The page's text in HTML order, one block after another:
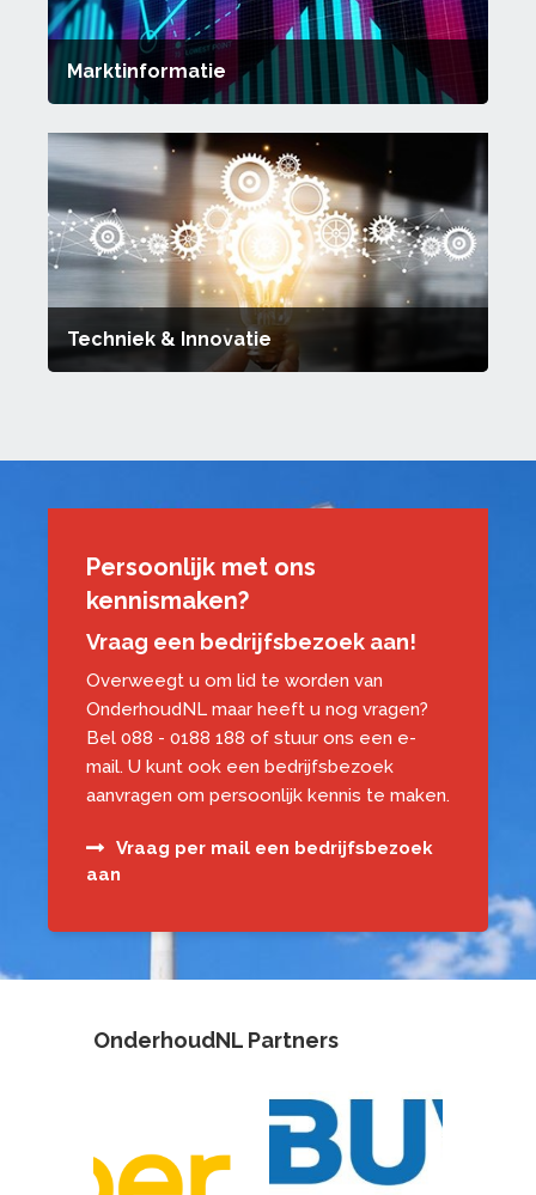
Marktinformatie
Techniek & Innovatie
Persoonlijk met ons
kennismaken?
Vraag een bedrijfsbezoek aan!
Overweegt u om lid te worden van
OnderhoudNL maar heeft u nog vragen?
Bel 088 - 0188 188 of stuur ons een e-
mail. U kunt ook een bedrijfsbezoek
aanvragen om persoonlijk kennis te maken.
Vraag per mail een bedrijfsbezoek
aan
OnderhoudNL Partners